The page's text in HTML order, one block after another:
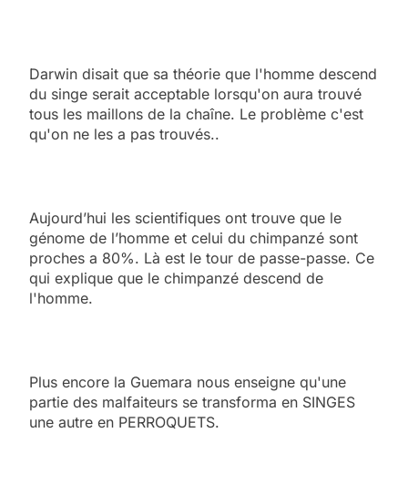
Darwin disait que sa théorie que l'homme descend
du singe serait acceptable lorsqu'on aura trouvé
tous les maillons de la chaîne. Le problème c'est
qu'on ne les a pas trouvés..
Aujourd’hui les scientifiques ont trouve que le
génome de l’homme et celui du chimpanzé sont
proches a 80%. Là est le tour de passe-passe. Ce
qui explique que le chimpanzé descend de
l'homme.
Plus encore la Guemara nous enseigne qu'une
partie des malfaiteurs se transforma en SINGES
une autre en PERROQUETS.